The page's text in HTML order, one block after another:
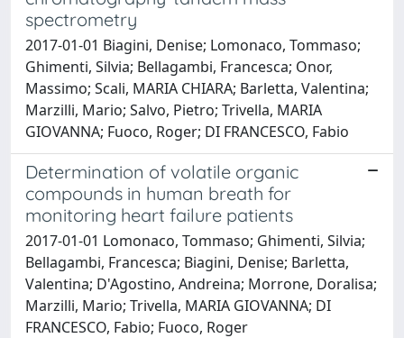
spectrometry
2017-01-01 Biagini, Denise; Lomonaco, Tommaso;
Ghimenti, Silvia; Bellagambi, Francesca; Onor,
Massimo; Scali, MARIA CHIARA; Barletta, Valentina;
Marzilli, Mario; Salvo, Pietro; Trivella, MARIA
GIOVANNA; Fuoco, Roger; DI FRANCESCO, Fabio
Determination of volatile organic
compounds in human breath for
monitoring heart failure patients
2017-01-01 Lomonaco, Tommaso; Ghimenti, Silvia;
Bellagambi, Francesca; Biagini, Denise; Barletta,
Valentina; D'Agostino, Andreina; Morrone, Doralisa;
Marzilli, Mario; Trivella, MARIA GIOVANNA; DI
FRANCESCO, Fabio; Fuoco, Roger